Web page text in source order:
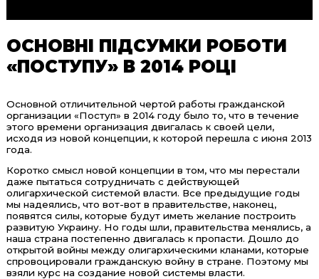
ОСНОВНІ ПІДСУМКИ РОБОТИ
«ПОСТУПУ» В 2014 РОЦІ
Основной отличительной чертой работы гражданской
организации «Поступ» в 2014 году было то, что в течение
этого времени организация двигалась к своей цели,
исходя из новой концепции, к которой перешла с июня 2013
года.
Коротко смысл новой концепции в том, что мы перестали
даже пытаться сотрудничать с действующей
олигархической системой власти. Все предыдущие годы
мы надеялись, что вот-вот в правительстве, наконец,
появятся силы, которые будут иметь желание построить
развитую Украину. Но годы шли, правительства менялись, а
наша страна постепенно двигалась к пропасти. Дошло до
открытой войны между олигархическими кланами, которые
спровоцировали гражданскую войну в стране. Поэтому мы
взяли курс на создание новой системы власти.